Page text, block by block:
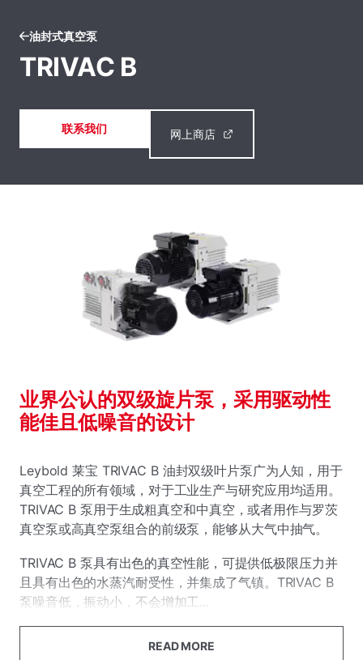
油封式真空泵
TRIVAC B
联系我们 网上商店
业界公认的双级旋片泵，采用驱动性
能佳且低噪音的设计
Leybold 莱宝 TRIVAC B 油封双级叶片泵广为人知，用于
真空工程的所有领域，对于工业生产与研究应用均适用。
TRIVAC B 泵用于生成粗真空和中真空，或者用作与罗茨
真空泵或高真空泵组合的前级泵，能够从大气中抽气。
TRIVAC B 泵具有出色的真空性能，可提供低极限压力并
且具有出色的水蒸汽耐受性，并集成了气镇。TRIVAC B
泵噪音低，振动小，不会增加工...
READ MORE